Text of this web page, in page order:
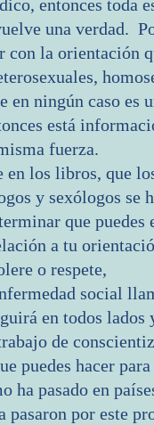
entonces toda
una verdad.
con la orientación
en ningún caso es
está
fuerza.
en los libros, que
y sexólogos se
que puedes
a tu
o respete,
social
en todos lados
de
puedes hacer
ha pasado en
por este